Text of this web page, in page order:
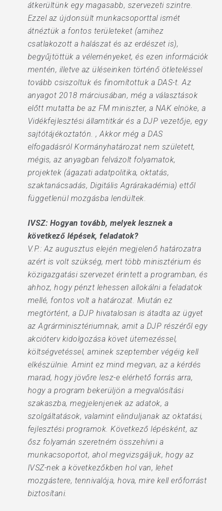
átkerültünk egy magasabb, szervezeti szintre.
Ezzel az újdonsült munkacsoporttal ismét
átnéztük a fontos területeket (amihez
csatlakozott a halászat és az erdészet is),
begyűjtöttük a véleményeket, és ezen információk
mentén, illetve az üléseinken történő ötleteléssel
tovább csiszoltuk és finomítottuk a DAS-t. Az
anyagot 2018 márciusában, még a választások
előtt mutatta be az FM miniszter, a NAK elnöke, a
Vidékfejlesztési államtitkár és a DJP vezetője, egy
sajtótájékoztatón. , Akkor még a DAS
elfogadásról Kormányhatározat nem született,
mégis, az anyagban felvázolt folyamatok,
projektek (ágazati adatpolitika, oktatás,
szaktanácsadás, Digitális Agrárakadémia) ettől
függetlenül mozgásba lendültek.
IVSZ: Hogyan tovább, melyek lesznek a
következő lépések, feladatok?
V.P.: Az augusztus elején megjelenő határozatra
azért is volt szükség, mert több minisztérium és
közigazgatási szervezet érintett a programban, és
ahhoz, hogy pénzt lehessen allokálni a feladatok
mellé, fontos volt a határozat. Miután ez
megtörtént, a DJP hivatalosan is átadta az ügyet
az Agrárminisztériumnak, amit a DJP részéről egy
akcióterv kidolgozása követ ütemezéssel,
költségvetéssel, aminek szeptember végéig kell
elkészülnie. Amint ez mind megvan, az a kérdés
marad, hogy jövőre lesz-e elérhető forrás arra,
hogy a program bekerüljön a megvalósítási
szakaszba, megjelenjenek az adatok, a
szolgáltatások, valamint elinduljanak az oktatási,
fejlesztési programok. Következő lépésként, az
ősz folyamán szeretném összehívni a
munkacsoportot, ahol megvizsgáljuk, hogy az
IVSZ-nek a következőkben hol van, lehet
mozgástere, tennivalója, hova, mire kell erőforrást
biztosítani.